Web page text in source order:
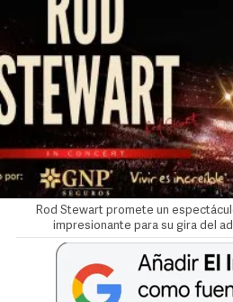
Rod Stewart promete un
impresionante para su gira del